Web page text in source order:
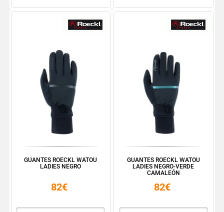
GUANTES ROECKL WATOU
LADIES NEGRO
82€
GUANTES ROECKL WATOU
LADIES NEGRO-VERDE
CAMALEÓN
82€